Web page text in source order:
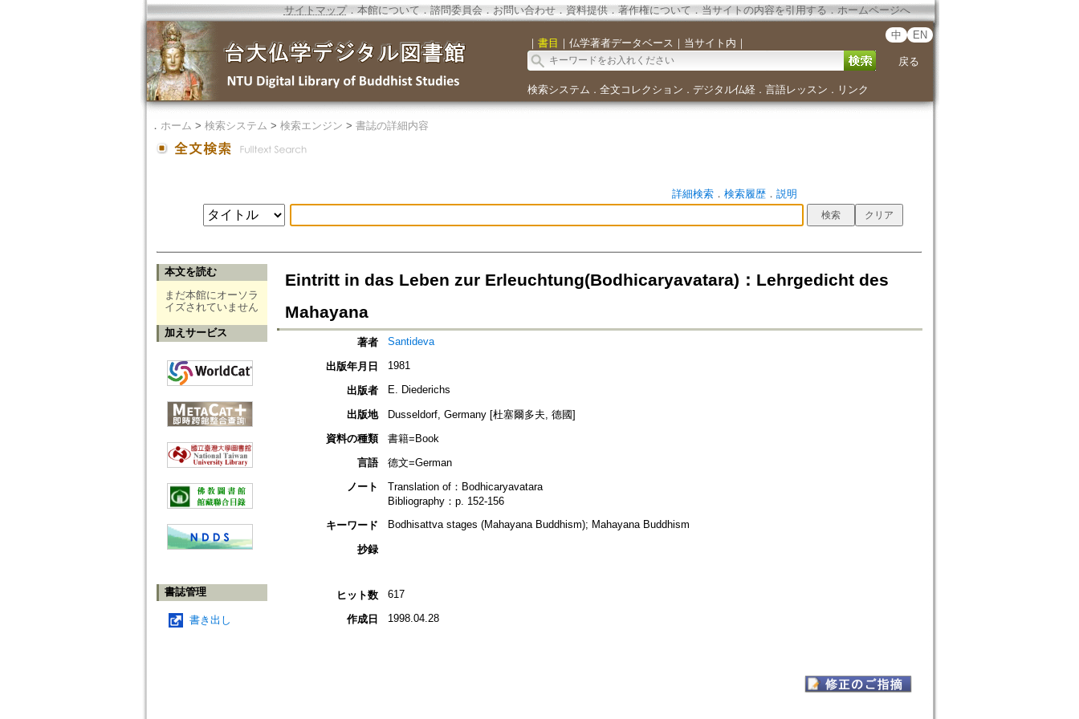
サイトマップ．本館について ． 諮問委員会． お問い合わせ． 資料提供． 著作権について．当サイトの内容を引用する ． ホームページへ
｜ 書目 ｜ 仏学著者データベース ｜ 当サイト内 ｜
中 EN
戻る
検索システム ． 全文コレクション ． デジタル仏経． 言語レッスン ． リンク
． ホーム > 検索システム > 検索エンジン > 書誌の詳細内容
詳細検索． 検索履歴． 説明
本文を読む
まだ本館にオーソラ
イズされていません
加えサービス
書誌管理
書き出し
Eintritt in das Leben zur Erleuchtung(Bodhicaryavatara)：Lehrgedicht des
Mahayana
著者 Santideva
出版年月日 1981
出版者 E. Diederichs
出版地
Dusseldorf, Germany [杜塞爾多夫, 德國]
資料の種類
書籍=Book
言語
德文=German
ノート
Translation of：Bodhicaryavatara
Bibliography：p. 152-156
キーワード
Bodhisattva stages (Mahayana Buddhism); Mahayana Buddhism
抄録
ヒット数 617
作成日 1998.04.28